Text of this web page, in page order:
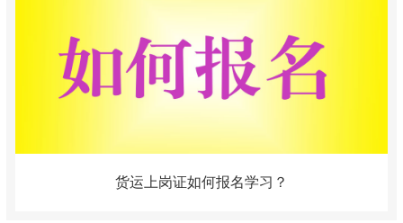
货运上岗证如何报名学习？